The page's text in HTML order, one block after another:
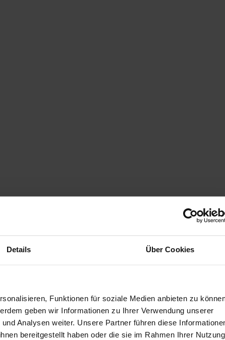
Details Über Cookies
Funktionen für soziale Medien anbieten zu
geben wir Informationen zu Ihrer Verwendung unserer
Analysen weiter. Unsere Partner führen diese
bereitgestellt haben oder die sie im Rahmen Ihrer Nutzung